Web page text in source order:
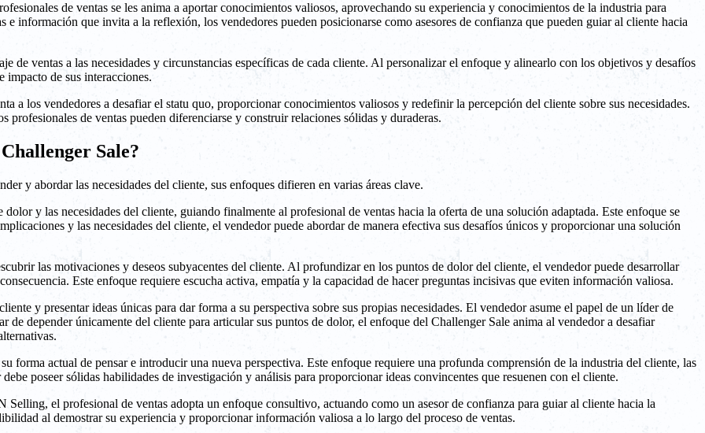
de ventas se les anima a aportar conocimientos valiosos, aprovechando su experiencia y conocimientos de la industria para
información que invita a la reflexión, los vendedores pueden posicionarse como asesores de confianza que pueden guiar al cliente hacia
de ventas a las necesidades y circunstancias específicas de cada cliente. Al personalizar el enfoque y alinearlo con los objetivos y desafíos
impacto de sus interacciones.
a los vendedores a desafiar el statu quo, proporcionar conocimientos valiosos y redefinir la percepción del cliente sobre sus necesidades.
de ventas pueden diferenciarse y construir relaciones sólidas y duraderas.
Sale?
y abordar las necesidades del cliente, sus enfoques difieren en varias áreas clave.
y las necesidades del cliente, guiando finalmente al profesional de ventas hacia la oferta de una solución adaptada. Este enfoque se
y las necesidades del cliente, el vendedor puede abordar de manera efectiva sus desafíos únicos y proporcionar una solución
las motivaciones y deseos subyacentes del cliente. Al profundizar en los puntos de dolor del cliente, el vendedor puede desarrollar
Este enfoque requiere escucha activa, empatía y la capacidad de hacer preguntas incisivas que eviten información valiosa.
y presentar ideas únicas para dar forma a su perspectiva sobre sus propias necesidades. El vendedor asume el papel de un líder de
de depender únicamente del cliente para articular sus puntos de dolor, el enfoque del Challenger Sale anima al vendedor a desafiar
forma actual de pensar e introducir una nueva perspectiva. Este enfoque requiere una profunda comprensión de la industria del cliente, las
poseer sólidas habilidades de investigación y análisis para proporcionar ideas convincentes que resuenen con el cliente.
el profesional de ventas adopta un enfoque consultivo, actuando como un asesor de confianza para guiar al cliente hacia la
al demostrar su experiencia y proporcionar información valiosa a lo largo del proceso de ventas.